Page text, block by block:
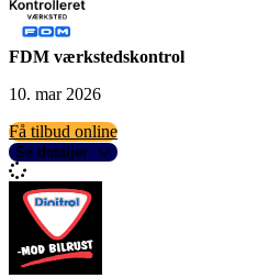
FDM værkstedskontrol
10. mar 2026
Få tilbud online
Se detaljer